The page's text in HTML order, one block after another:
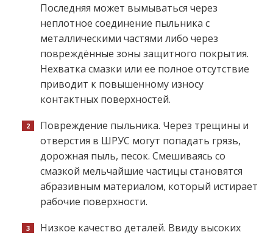
Последняя может вымываться через
неплотное соединение пыльника с
металлическими частями либо через
повреждённые зоны защитного покрытия.
Нехватка смазки или ее полное отсутствие
приводит к повышенному износу
контактных поверхностей.
Повреждение пыльника. Через трещины и
отверстия в ШРУС могут попадать грязь,
дорожная пыль, песок. Смешиваясь со
смазкой мельчайшие частицы становятся
абразивным материалом, который истирает
рабочие поверхности.
Низкое качество деталей. Ввиду высоких